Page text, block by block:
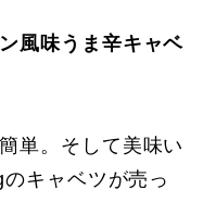
風味うま辛キャベ
単。そして美味い
キャベツが売っ